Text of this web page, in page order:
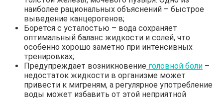
наиболее рациональных объяснений – быстрое
выведение канцерогенов;
Борется с усталостью – вода сохраняет
оптимальный баланс жидкости и солей, что
особенно хорошо заметно при интенсивных
тренировках;
Предупреждает возникновение головной боли –
недостаток жидкости в организме может
привести к мигреням, а регулярное употребление
воды может избавить от этой неприятной